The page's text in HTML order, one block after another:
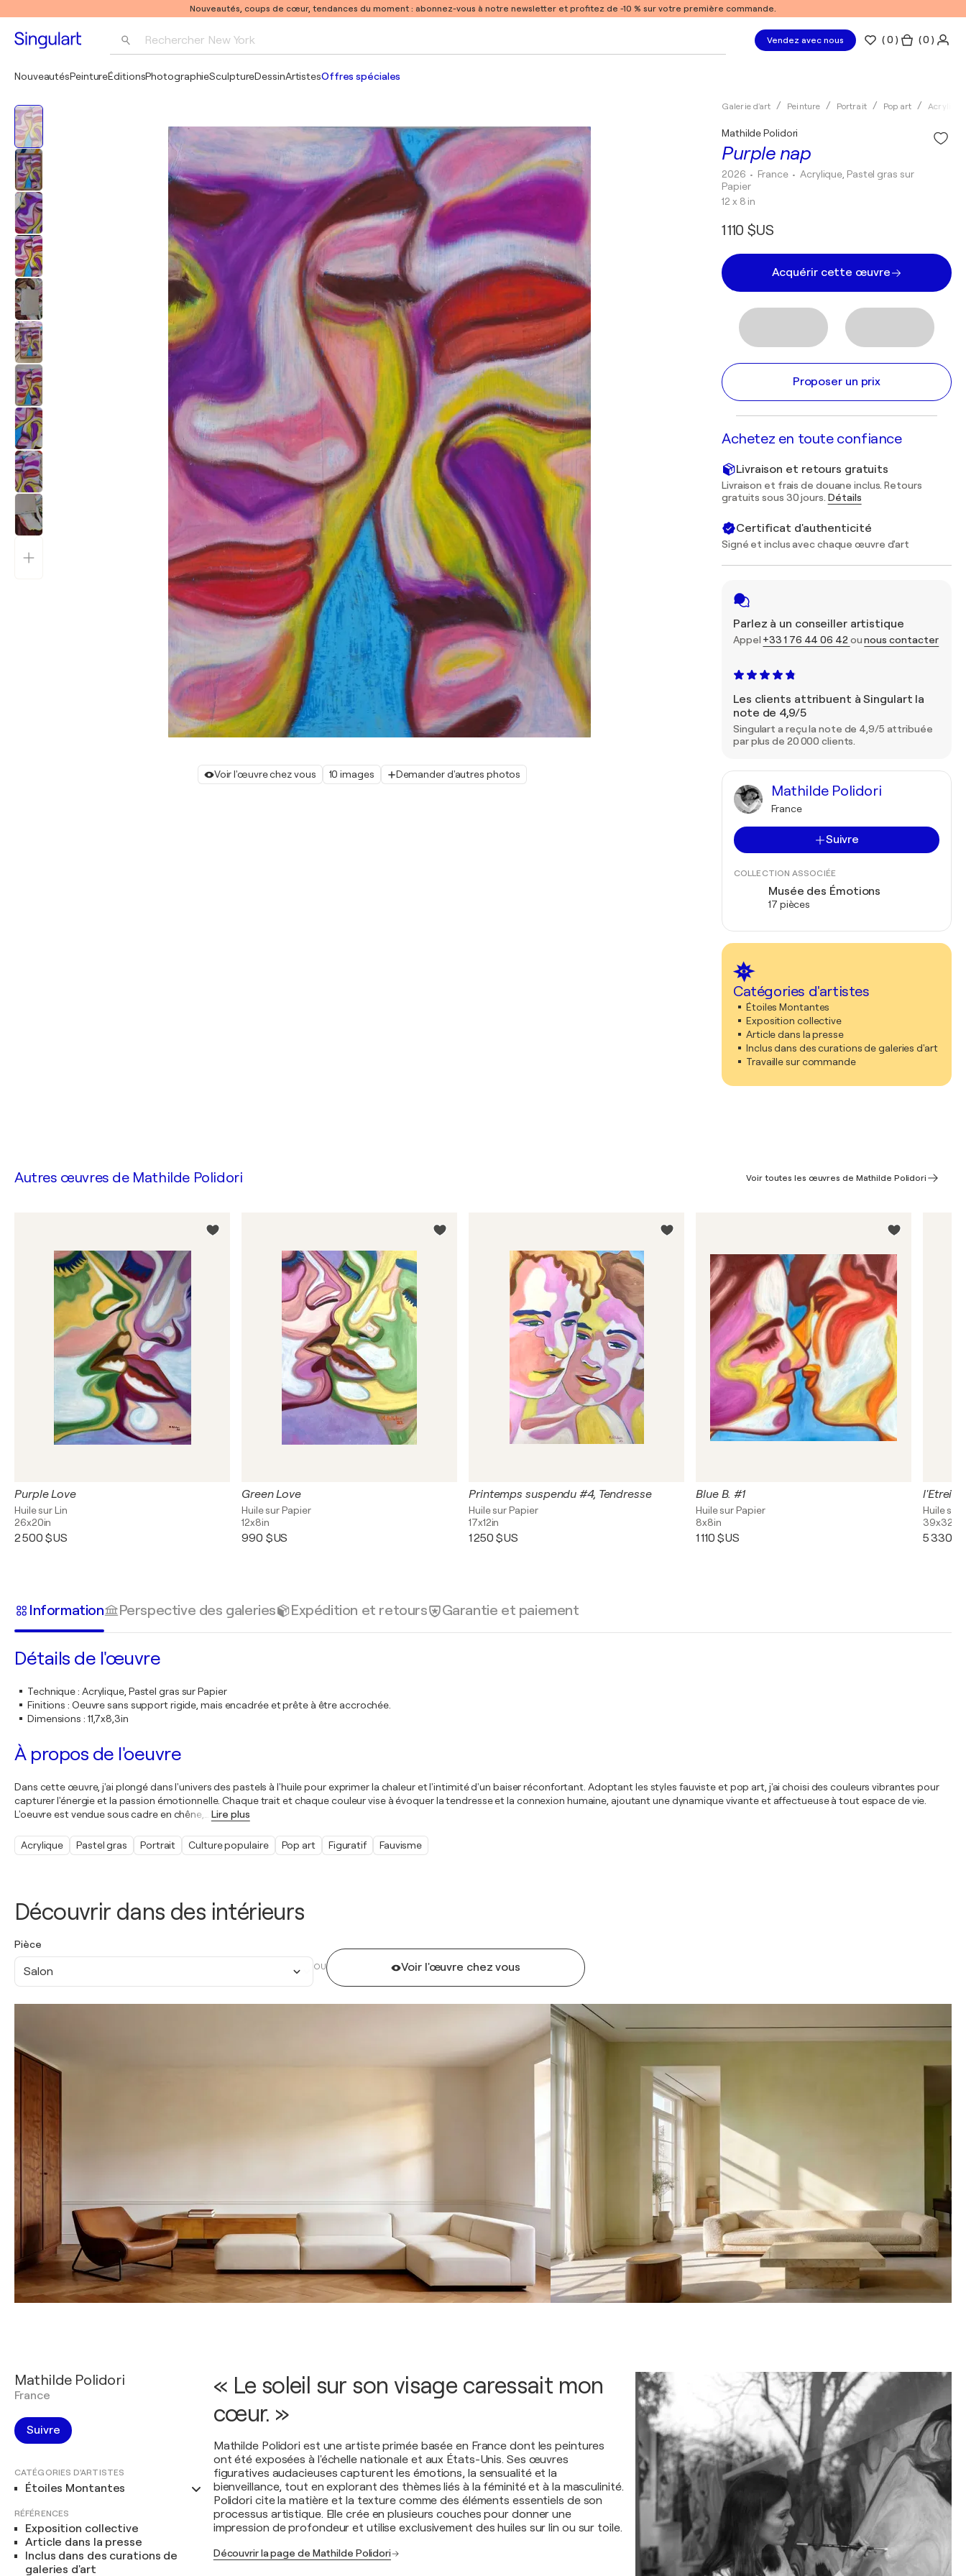
Nouveautés, coups de cœur, tendances du moment : abonnez-vous à notre newsletter et profitez de -10 % sur votre première commande.
Rechercher New York
Pablo Picasso
Vendez avec nous (0 ) ( 0 )
NouveautésPeintureÉditionsPhotographieSculptureDessinArtistesOffres spéciales
Voir l'œuvre chez vous 10 images Demander d'autres photos
Galerie d'art Peinture Portrait Pop art Acrylique
Purple nap
Mathilde Polidori
2026 • France •Acrylique, Pastel gras sur
Papier
12 x 8 in
1 110 $US
Acquérir cette œuvre
Proposer un prix
Achetez en toute confiance
Livraison et retours gratuits
Livraison et frais de douane inclus. Retours
gratuits sous 30 jours. Détails
Certificat d'authenticité
Signé et inclus avec chaque œuvre d'art
Parlez à un conseiller artistique
Appel +33 1 76 44 06 42 ounous contacter
Les clients attribuent à Singulart la
note de 4,9/5
Singulart a reçu la note de 4,9/5 attribuée
par plus de 20 000 clients.
Mathilde Polidori
France
Suivre
COLLECTION ASSOCIÉE
Musée des Émotions
17 pièces
Catégories d'artistes
Étoiles Montantes
Exposition collective
Article dans la presse
Inclus dans des curations de galeries d'art
Travaille sur commande
Découvrir dans des intérieurs
Pièce
Salon OU Voir l'œuvre chez vous
Autres œuvres de Mathilde Polidori Voir toutes les œuvres de Mathilde Polidori
Purple Love
Huile sur Lin
26x20in
2 500 $US
Green Love
Huile sur Papier
12x8in
990 $US
Printemps suspendu #4, Tendresse
Huile sur Papier
17x12in
1 250 $US
Blue B. #1
Huile sur Papier
8x8in
1 110 $US
Huile sur
39x32in
5 330
Information Perspective des galeries Expédition et retours Garantie et paiement
Détails de l'œuvre
Technique: Acrylique, Pastel gras sur Papier
Finitions : Oeuvre sans support rigide, mais encadrée et prête à être accrochée.
Dimensions : 11,7x8,3in
À propos de l'oeuvre
Dans cette œuvre, j'ai plongé dans l'univers des pastels à l'huile pour exprimer la chaleur et l'intimité d'un baiser réconfortant. Adoptant les styles fauviste et pop art, j'ai choisi des couleurs vibrantes pour
capturer l'énergie et la passion émotionnelle. Chaque trait et chaque couleur vise à évoquer la tendresse et la connexion humaine, ajoutant une dynamique vivante et affectueuse à tout espace de vie.
L'oeuvre est vendue sous cadre en chêne,
Lire plus
Acrylique Pastel gras Portrait Culture populaire Pop art Figuratif Fauvisme
Mathilde Polidori
France
Suivre
CATÉGORIES D'ARTISTES
Étoiles Montantes
RÉFÉRENCES
Exposition collective
Article dans la presse
Inclus dans des curations de
galeries d'art
« Le soleil sur son visage caressait mon
cœur. »
Mathilde Polidori est une artiste primée basée en France dont les peintures
ont été exposées à l'échelle nationale et aux États-Unis. Ses œuvres
figuratives audacieuses capturent les émotions, la sensualité et la
bienveillance, tout en explorant des thèmes liés à la féminité et à la masculinité.
Polidori cite la matière et la texture comme des éléments essentiels de son
processus artistique. Elle crée en plusieurs couches pour donner une
impression de profondeur et utilise exclusivement des huiles sur lin ou sur toile.
Découvrir la page de Mathilde Polidori